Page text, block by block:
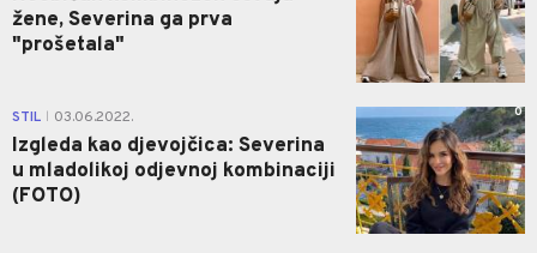
žene, Severina ga prva
"prošetala"
STIL 03.06.2022.
Izgleda kao djevojčica: Severina
u mladolikoj odjevnoj kombinaciji
(FOTO)
0